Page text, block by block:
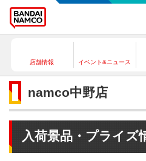
店舗情報 イベント&ニュース
namco中野店
入荷景品・プライズ